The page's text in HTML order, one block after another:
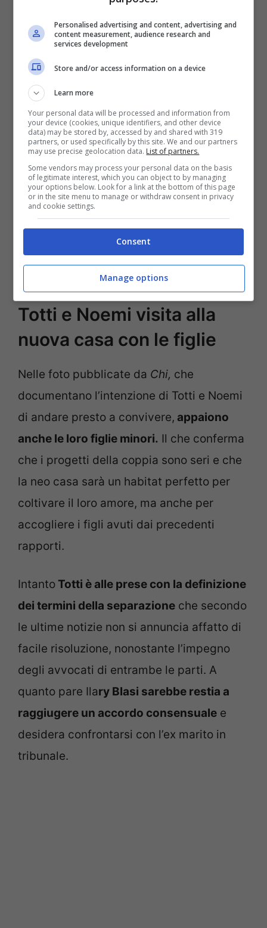
primo anniversario ufficiale in una nuova
casa. E non una dimora qualunque.”
scritto
a commento degli scatti che
mostrano il bellissimo attico che si trova a
Roma nord.
Totti e Noemi Notizie -Fonte CHI
Totti e Noemi visita alla
nuova casa con le figlie
Nelle foto pubblicate da Chi, che
documentano l’intenzione di Totti e Noemi
di andare presto a convivere, appaiono
anche le loro figlie minori. Il che conferma
che i progetti della coppia sono seri e che
la neo casa sarà un habitat perfetto per
coltivare il loro amore, ma anche per
accogliere i figli avuti dai precedenti
rapporti.
IntantoTotti è alle prese con la definizione
dei termini della separazione che secondo
le ultime notizie non si annuncia affatto di
facile risoluzione, nonostante l’impegno
degli avvocati di entrambe le parti. A
quanto pare Ilary Blasi sarebbe restia a
raggiugere un accordo consensuale e
desidera confrontarsi con l’ex marito in
tribunale.
Personalised advertising and content, advertising and
content measurement, audience research and
services development
Store and/or access information on a device
Learn more
Your personal data will be processed and information from
your device (cookies, unique identifiers, and other device
data) may be stored by, accessed by and shared with 319
partners, or used specifically by this site. We and our partners
may use precise geolocation data. List of partners.
Some vendors may process your personal data on the basis
of legitimate interest, which you can object to by managing
your options below. Look for a link at the bottom of this page
or in the site menu to manage or withdraw consent in privacy
and cookie settings.
Consent
Manage options